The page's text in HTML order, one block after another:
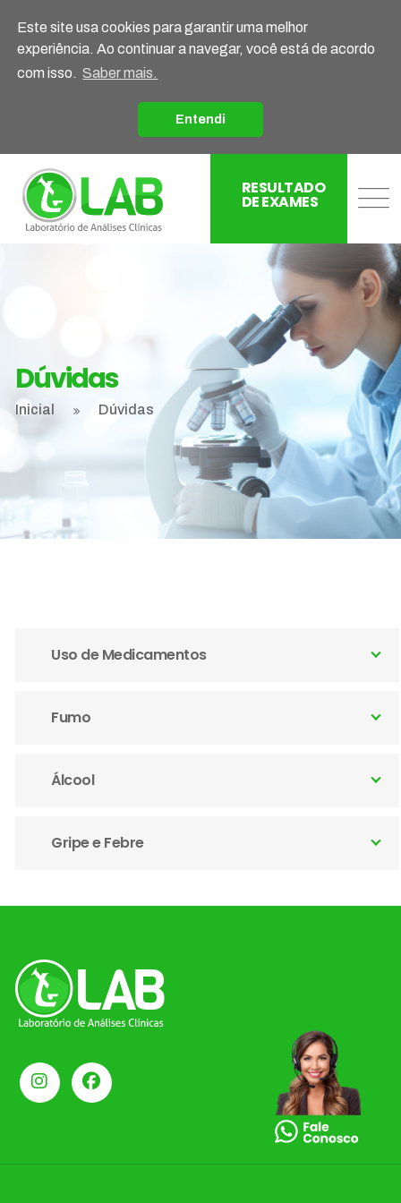
Este site usa cookies para garantir uma melhor
experiência. Ao continuar a navegar, você está de acordo
com isso. Saber mais.
Entendi
RESULTADO
DE EXAMES
Dúvidas
Inicial Dúvidas
Uso de Medicamentos
Fumo
Álcool
Gripe e Febre